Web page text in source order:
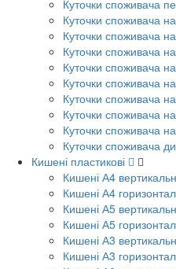
Куточки споживача
Куточки споживача
Куточки споживача
Куточки споживача
Куточки споживача
Куточки споживача
Куточки споживача
Куточки споживача
Куточки споживача
Куточки споживача
Кишені пластикові
Кишені А4
Кишені А4
Кишені А5
Кишені А5
Кишені А3
Кишені А3